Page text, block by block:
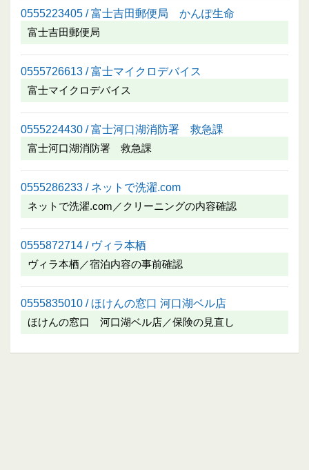
0555223405 / 富士吉田郵便局 かんぽ生命
富士吉田郵便局
0555726613 / 富士マイクロデバイス
富士マイクロデバイス
0555224430 / 富士河口湖消防署 救急課
富士河口湖消防署 救急課
0555286233 / ネットで洗濯.com
ネットで洗濯.com／クリーニングの内容確認
0555872714 / ヴィラ本栖
ヴィラ本栖／宿泊内容の事前確認
0555835010 / ほけんの窓口 河口湖ベル店
ほけんの窓口 河口湖ベル店／保険の見直し